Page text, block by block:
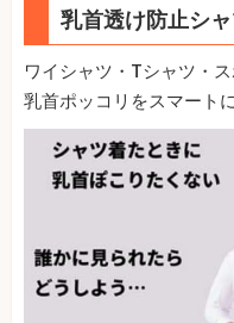
乳首透け防止シ
ワイシャツ・Tシャツ・
乳首ポッコリをスマート